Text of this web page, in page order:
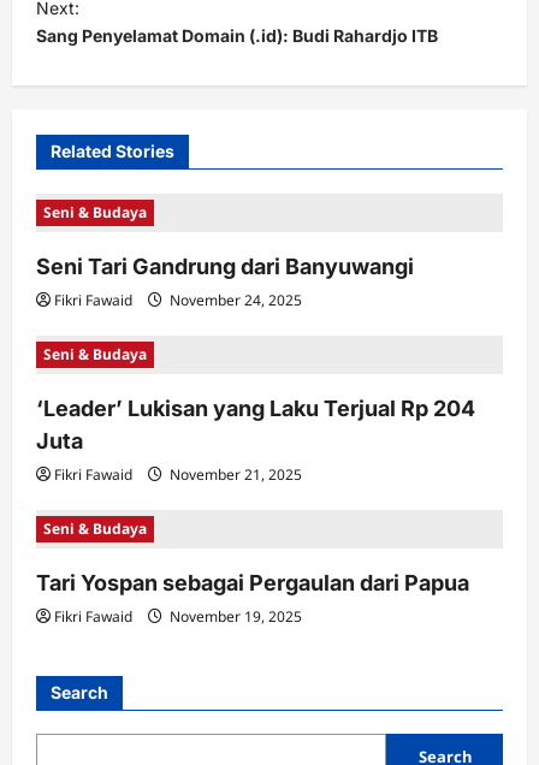
t
v
g
a
t
o
n
Next:
Sang Penyelamat Domain (.id): Budi Rahardjo ITB
Related Stories
Seni & Budaya
Seni Tari Gandrung dari Banyuwangi
Fikri Fawaid November 24, 2025
Seni & Budaya
‘Leader’ Lukisan yang Laku Terjual Rp 204
Juta
Fikri Fawaid November 21, 2025
Seni & Budaya
Tari Yospan sebagai Pergaulan dari Papua
Fikri Fawaid November 19, 2025
Search
Search